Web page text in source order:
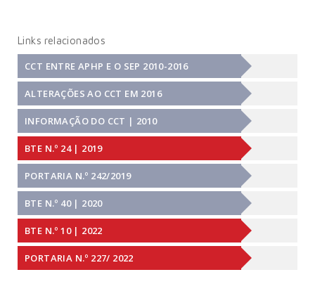
Links relacionados
CCT ENTRE APHP E O SEP 2010-2016
ALTERAÇÕES AO CCT EM 2016
INFORMAÇÃO DO CCT | 2010
BTE N.º 24 | 2019
PORTARIA N.º 242/2019
BTE N.º 40 | 2020
BTE N.º 10 | 2022
PORTARIA N.º 227/ 2022